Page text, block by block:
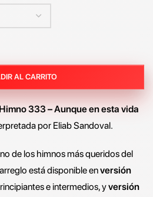
AL CARRITO
333 – Aunque en esta vida
por Eliab Sandoval.
de los himnos más queridos del
está disponible enversión
e intermedios, yversión